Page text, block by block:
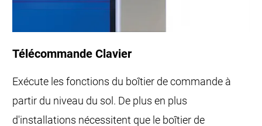
Télécommande Clavier
Exécute les fonctions du boîtier de commande à
partir du niveau du sol. De plus en plus
d'installations nécessitent que le boîtier de